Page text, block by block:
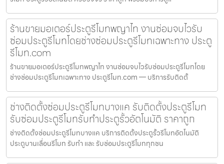
ร้านขายมอเตอร์ประตูรีโมทพญาไท งานซ่อมจบไวรับ
ซ่อมประตูรีโมทโดยช่างซ่อมประตูรีโมทเฉพาะทาง ประตู
รีโมท.com
ร้านขายมอเตอร์ประตูรีโมทพญาไท งานซ่อมจบไวรับซ่อมประตูรีโมทโดย
ช่างซ่อมประตูรีโมทเฉพาะทาง ประตูรีโมท.com — บริการรับติดตั้
ช่างติดตั้งซ่อมประตูรีโมทบางแค รับติดตั้งประตูรีโมท
รับซ่อมประตูรีโมทรับทำประตูรั้วอัตโนมัติ ราคาถูก
ช่างติดตั้งซ่อมประตูรีโมทบางแค บริการติดตั้งประตูรั้วรีโมทอัตโนมัติ
ประตูบานเลื่อนรีโมท รับทำ และ รับซ่อมประตูรีโมททุกชน